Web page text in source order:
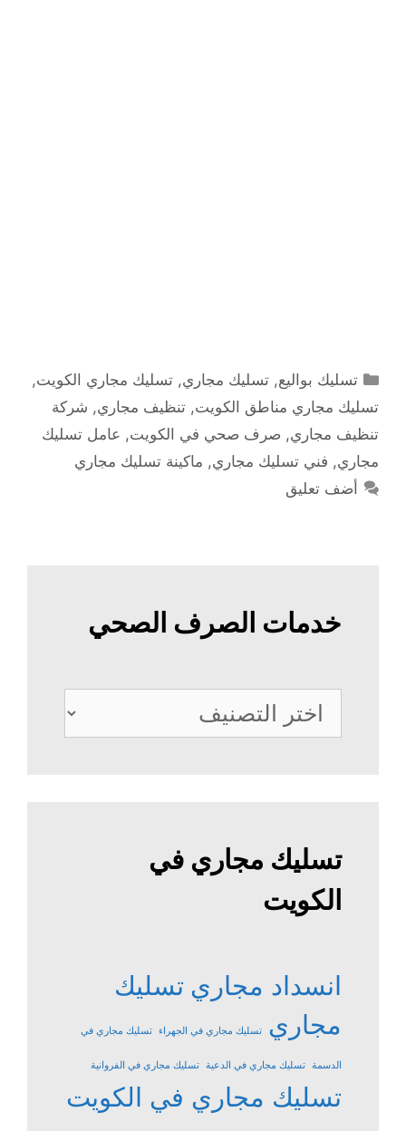
التصنيفات
تسليك بواليع,تسليك مجاري,تسليك مجاري الكويت,
تسليك مجاري مناطق الكويت, تنظيف مجاري, شركة
تنظيف مجاري, صرف صحي في الكويت, عامل تسليك
مجاري, فني تسليك مجاري, ماكينة تسليك مجاري
أضف تعليق
خدمات الصرف الصحي
خدمات
الصرف
تسليك مجاري في
الكويت
انسداد مجاري تسليك
مجاري
تسليك مجاري في الجهراء تسليك مجاري في
الدسمة تسليك مجاري في الدعية تسليك مجاري في الفروانية
تسليك مجاري في الكويت